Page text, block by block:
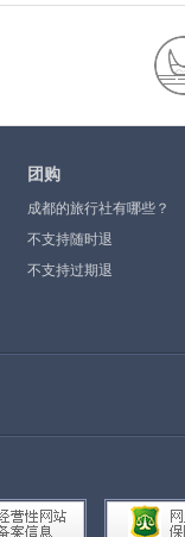
团购
成都的旅行社有哪些？
不支持随时退
不支持过期退